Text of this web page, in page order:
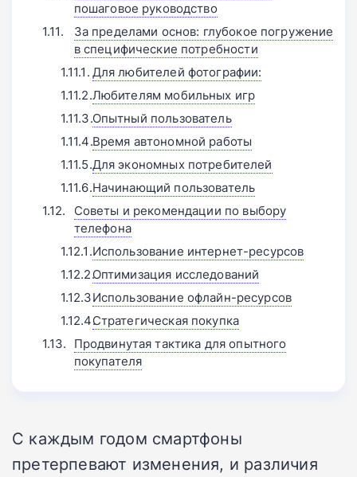
пошаговое руководство
За пределами основ: глубокое погружение
в специфические потребности
Для любителей фотографии:
Любителям мобильных игр
Опытный пользователь
Время автономной работы
Для экономных потребителей
Начинающий пользователь
Советы и рекомендации по выбору
телефона
Использование интернет-ресурсов
Оптимизация исследований
Использование офлайн-ресурсов
Стратегическая покупка
Продвинутая тактика для опытного
покупателя
С каждым годом смартфоны
претерпевают изменения, и различия